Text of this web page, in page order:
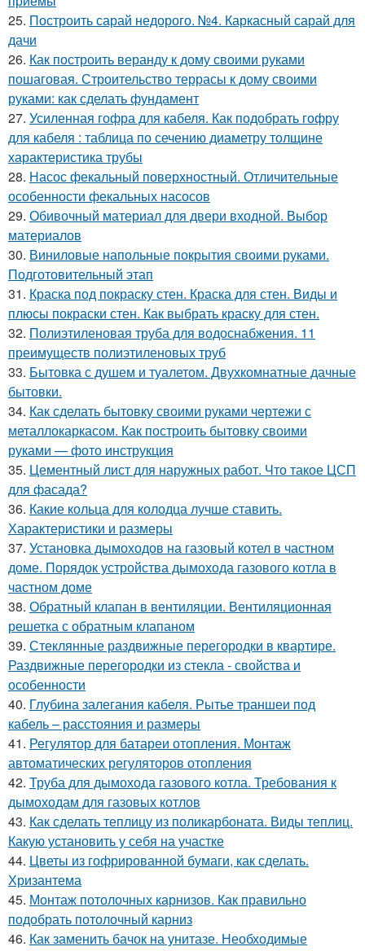
25. Построить сарай недорого. №4. Каркасный сарай для
дачи
26. Как построить веранду к дому своими руками
пошаговая. Строительство террасы к дому своими
руками: как сделать фундамент
27. Усиленная гофра для кабеля. Как подобрать гофру
для кабеля : таблица по сечению диаметру толщине
характеристика трубы
28. Насос фекальный поверхностный. Отличительные
особенности фекальных насосов
29. Обивочный материал для двери входной. Выбор
материалов
30. Виниловые напольные покрытия своими руками.
Подготовительный этап
31. Краска под покраску стен. Краска для стен. Виды и
плюсы покраски стен. Как выбрать краску для стен.
32. Полиэтиленовая труба для водоснабжения. 11
преимуществ полиэтиленовых труб
33. Бытовка с душем и туалетом. Двухкомнатные дачные
бытовки.
34. Как сделать бытовку своими руками чертежи с
металлокаркасом. Как построить бытовку своими
руками — фото инструкция
35. Цементный лист для наружных работ. Что такое ЦСП
для фасада?
36. Какие кольца для колодца лучше ставить.
Характеристики и размеры
37. Установка дымоходов на газовый котел в частном
доме. Порядок устройства дымохода газового котла в
частном доме
38. Обратный клапан в вентиляции. Вентиляционная
решетка с обратным клапаном
39. Стеклянные раздвижные перегородки в квартире.
Раздвижные перегородки из стекла - свойства и
особенности
40. Глубина залегания кабеля. Рытье траншеи под
кабель – расстояния и размеры
41. Регулятор для батареи отопления. Монтаж
автоматических регуляторов отопления
42. Труба для дымохода газового котла. Требования к
дымоходам для газовых котлов
43. Как сделать теплицу из поликарбоната. Виды теплиц.
Какую установить у себя на участке
44. Цветы из гофрированной бумаги, как сделать.
Хризантема
45. Монтаж потолочных карнизов. Как правильно
подобрать потолочный карниз
46. Как заменить бачок на унитазе. Необходимые